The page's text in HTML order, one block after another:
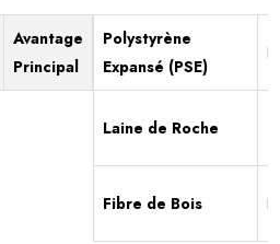
Avantage
Principal
Polystyrène
Expansé (PSE)
Laine de Roche
Fibre de Bois